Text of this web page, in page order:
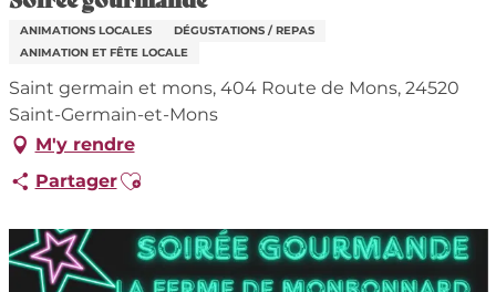
ANIMATIONS LOCALES
DÉGUSTATIONS / REPAS
ANIMATION ET FÊTE LOCALE
Saint germain et mons, 404 Route de Mons, 24520
Saint-Germain-et-Mons
M'y rendre
PartagerAjouter aux favoris